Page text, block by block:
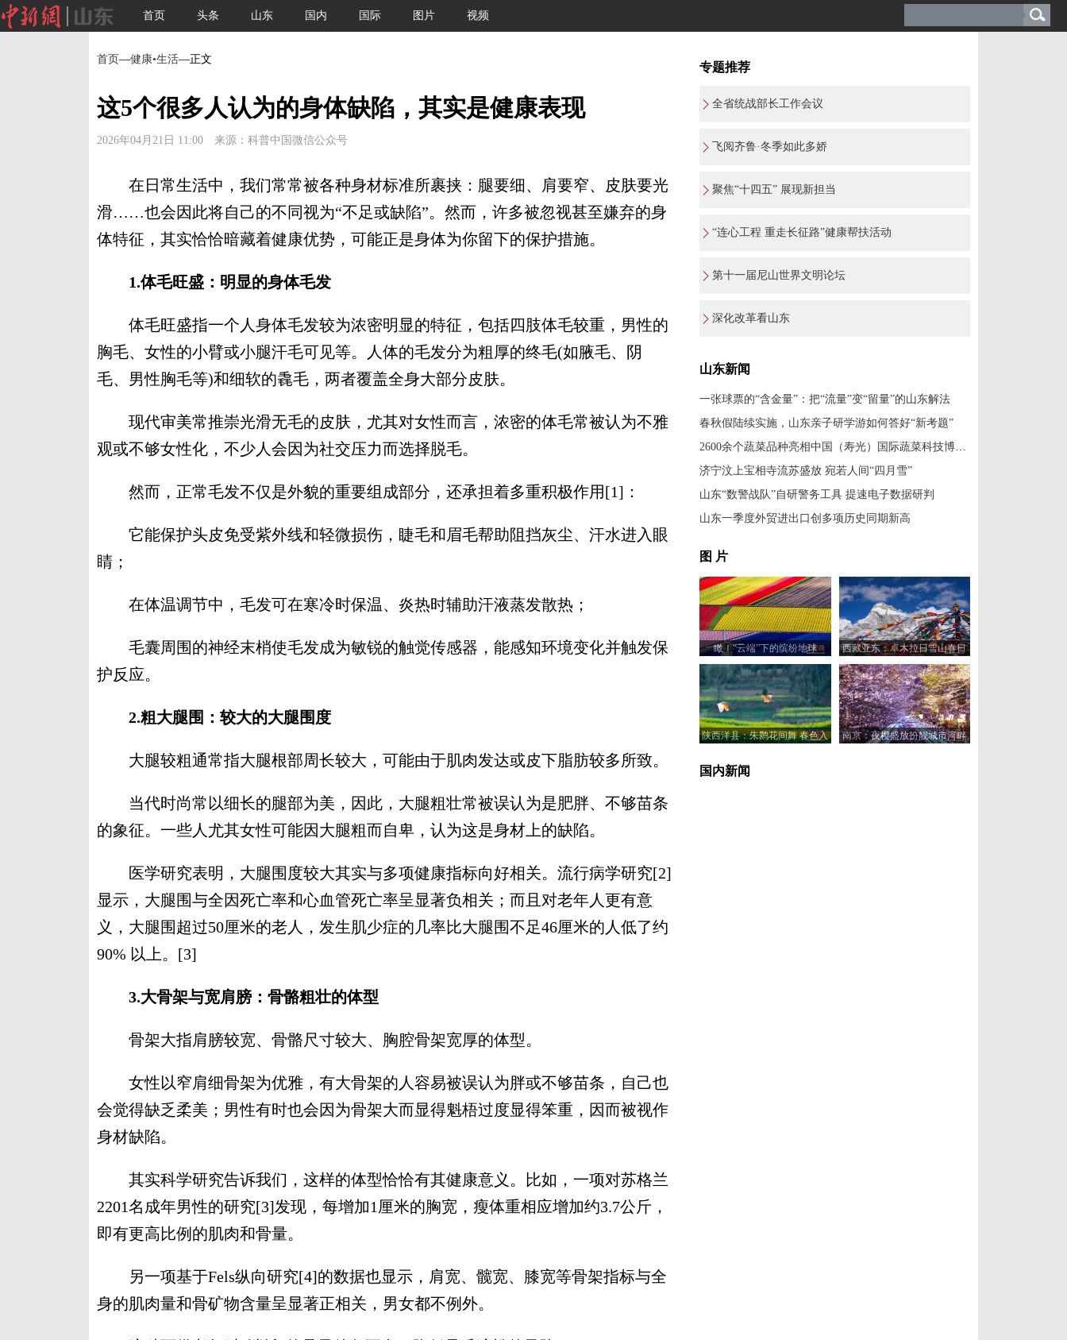
首页 头条 山东 国内 国际 图片 视频
首页—健康•生活—正文
这5个很多人认为的身体缺陷，其实是健康表现
2026年04月21日 11:00 来源：科普中国微信公众号
在日常生活中，我们常常被各种身材标准所裹挟：腿要细、肩要窄、皮肤要光
滑……也会因此将自己的不同视为“不足或缺陷”。然而，许多被忽视甚至嫌弃的身
体特征，其实恰恰暗藏着健康优势，可能正是身体为你留下的保护措施。
1.体毛旺盛：明显的身体毛发
体毛旺盛指一个人身体毛发较为浓密明显的特征，包括四肢体毛较重，男性的
胸毛、女性的小臂或小腿汗毛可见等。人体的毛发分为粗厚的终毛(如腋毛、阴
毛、男性胸毛等)和细软的毳毛，两者覆盖全身大部分皮肤。
现代审美常推崇光滑无毛的皮肤，尤其对女性而言，浓密的体毛常被认为不雅
观或不够女性化，不少人会因为社交压力而选择脱毛。
然而，正常毛发不仅是外貌的重要组成部分，还承担着多重积极作用[1]：
它能保护头皮免受紫外线和轻微损伤，睫毛和眉毛帮助阻挡灰尘、汗水进入眼
睛；
在体温调节中，毛发可在寒冷时保温、炎热时辅助汗液蒸发散热；
毛囊周围的神经末梢使毛发成为敏锐的触觉传感器，能感知环境变化并触发保
护反应。
2.粗大腿围：较大的大腿围度
大腿较粗通常指大腿根部周长较大，可能由于肌肉发达或皮下脂肪较多所致。
当代时尚常以细长的腿部为美，因此，大腿粗壮常被误认为是肥胖、不够苗条
的象征。一些人尤其女性可能因大腿粗而自卑，认为这是身材上的缺陷。
医学研究表明，大腿围度较大其实与多项健康指标向好相关。流行病学研究[2]
显示，大腿围与全因死亡率和心血管死亡率呈显著负相关；而且对老年人更有意
义，大腿围超过50厘米的老人，发生肌少症的几率比大腿围不足46厘米的人低了约
90% 以上。[3]
3.大骨架与宽肩膀：骨骼粗壮的体型
骨架大指肩膀较宽、骨骼尺寸较大、胸腔骨架宽厚的体型。
女性以窄肩细骨架为优雅，有大骨架的人容易被误认为胖或不够苗条，自己也
会觉得缺乏柔美；男性有时也会因为骨架大而显得魁梧过度显得笨重，因而被视作
身材缺陷。
其实科学研究告诉我们，这样的体型恰恰有其健康意义。比如，一项对苏格兰
2201名成年男性的研究[3]发现，每增加1厘米的胸宽，瘦体重相应增加约3.7公斤，
即有更高比例的肌肉和骨量。
另一项基于Fels纵向研究[4]的数据也显示，肩宽、髋宽、膝宽等骨架指标与全
身的肌肉量和骨矿物含量呈显著正相关，男女都不例外。
专题推荐
全省统战部长工作会议
飞阅齐鲁·冬季如此多娇
聚焦“十四五” 展现新担当
“连心工程 重走长征路”健康帮扶活动
第十一届尼山世界文明论坛
深化改革看山东
山东新闻
一张球票的“含金量”：把“流量”变“留量”的山东解法
春秋假陆续实施，山东亲子研学游如何答好“新考题”
2600余个蔬菜品种亮相中国（寿光）国际蔬菜科技博览会
济宁汶上宝相寺流苏盛放 宛若人间“四月雪”
山东“数警战队”自研警务工具 提速电子数据研判
山东一季度外贸进出口创多项历史同期新高
图 片
瞰！“云端”下的缤纷地球
西藏亚东：卓木拉日雪山春日
风光美如画
陕西洋县：朱鹮花间舞 春色入
南京：夜樱盛放扮靓城市河畔
国内新闻